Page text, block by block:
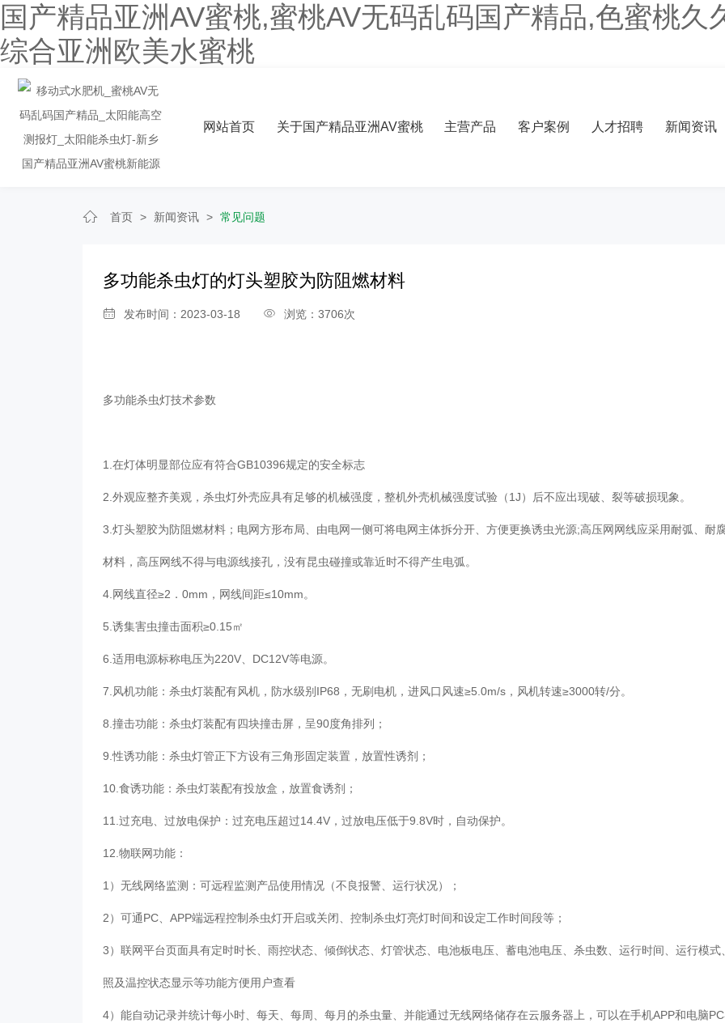
国产精品亚洲AV蜜桃,蜜桃AV无码乱码国产精品,色蜜桃久
综合亚洲欧美水蜜桃
网站首页 关于国产精品亚洲AV蜜桃 主营产品 客户案例 人才招聘 新闻资讯
首页 > 新闻资讯 > 常见问题
多功能杀虫灯的灯头塑胶为防阻燃材料
发布时间：2023-03-18 浏览：3706次
多功能杀虫灯技术参数
1.在灯体明显部位应有符合GB10396规定的安全标志
2.外观应整齐美观，杀虫灯外壳应具有足够的机械强度，整机外壳机械强度试验（1J）后不应出现破、裂等破损现象。
3.灯头塑胶为防阻燃材料；电网方形布局、由电网一侧可将电网主体拆分开、方便更换诱虫光源;高压网网线应采用耐弧、耐
材料，高压网线不得与电源线接孔，没有昆虫碰撞或靠近时不得产生电弧。
4.网线直径≥2．0mm，网线间距≤10mm。
5.诱集害虫撞击面积≥0.15㎡
6.适用电源标称电压为220V、DC12V等电源。
7.风机功能：杀虫灯装配有风机，防水级别IP68，无刷电机，进风口风速≥5.0m/s，风机转速≥3000转/分。
8.撞击功能：杀虫灯装配有四块撞击屏，呈90度角排列；
9.性诱功能：杀虫灯管正下方设有三角形固定装置，放置性诱剂；
10.食诱功能：杀虫灯装配有投放盒，放置食诱剂；
11.过充电、过放电保护：过充电压超过14.4V，过放电压低于9.8V时，自动保护。
12.物联网功能：
1）无线网络监测：可远程监测产品使用情况（不良报警、运行状况）；
2）可通PC、APP端远程控制杀虫灯开启或关闭、控制杀虫灯亮灯时间和设定工作时间段等；
3）联网平台页面具有定时时长、雨控状态、倾倒状态、灯管状态、电池板电压、蓄电池电压、杀虫数、运行时间、运行模式
照及温控状态显示等功能方便用户查看
4）能自动记录并统计每小时、每天、每周、每月的杀虫量、并能通过无线网络储存在云服务器上，可以在手机APP和电脑